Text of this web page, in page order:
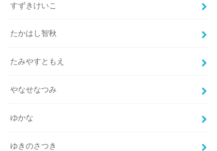
すずきけいこ
たかはし智秋
たみやすともえ
やなせなつみ
ゆかな
ゆきのさつき